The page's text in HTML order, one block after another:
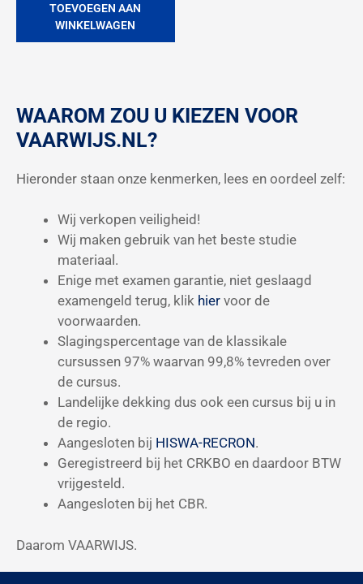
TOEVOEGEN AAN
WINKELWAGEN
WAAROM ZOU U KIEZEN VOOR
VAARWIJS.NL?
Hieronder staan onze kenmerken, lees en oordeel zelf:
Wij verkopen veiligheid!
Wij maken gebruik van het beste studie
materiaal.
Enige met examen garantie, niet geslaagd
examengeld terug, klik hier voor de
voorwaarden.
Slagingspercentage van de klassikale
cursussen 97% waarvan 99,8% tevreden over
de cursus.
Landelijke dekking dus ook een cursus bij u in
de regio.
Aangesloten bij HISWA-RECRON.
Geregistreerd bij het CRKBO en daardoor BTW
vrijgesteld.
Aangesloten bij het CBR.
Daarom VAARWIJS.